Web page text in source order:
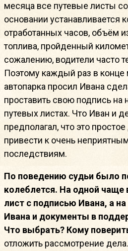
месяца все путевые листы
основании устанавливается
отработанных часов, объём
топлива, пройденный
сожалению, водители часто
Поэтому каждый раз в конце
автопарка просил Ивана
проставить свою подпись
путевых листах. Что Иван и
предполагал, что это
привести к очень
последствиям.
По поведению судьи было
колеблется. На одной чаще
лист с подписью Ивана, а
Ивана и документы в
Что выбрать? Кому
отложить рассмотрение